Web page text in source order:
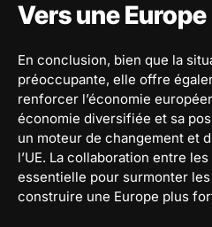
Vers une
En conclusion, bien que la
préoccupante, elle offre
renforcer l’économie
économie diversifiée et sa
un moteur de changement et
l’UE. La collaboration entre
essentielle pour surmonter
construire une Europe plus